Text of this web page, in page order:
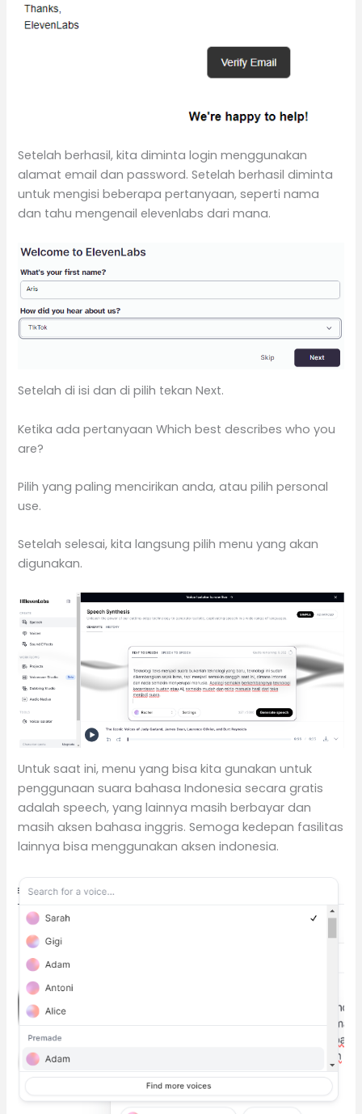
Setelah berhasil, kita diminta login menggunakan
alamat email dan password. Setelah berhasil diminta
untuk mengisi beberapa pertanyaan, seperti nama
dan tahu mengenail elevenlabs dari mana.
Setelah di isi dan di pilih tekan Next.
Ketika ada pertanyaan Which best describes who you
are?
Pilih yang paling mencirikan anda, atau pilih personal
use.
Setelah selesai, kita langsung pilih menu yang akan
digunakan.
Untuk saat ini, menu yang bisa kita gunakan untuk
penggunaan suara bahasa Indonesia secara gratis
adalah speech, yang lainnya masih berbayar dan
masih aksen bahasa inggris. Semoga kedepan fasilitas
lainnya bisa menggunakan aksen indonesia.